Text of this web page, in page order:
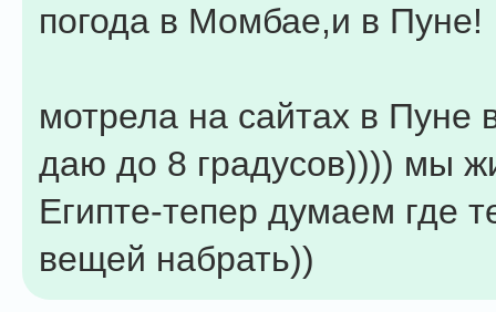
погода в Момбае,и в Пуне!
мотрела на сайтах в Пуне
даю до 8 градусов)))) мы
Египте-тепер думаем где
вещей набрать))